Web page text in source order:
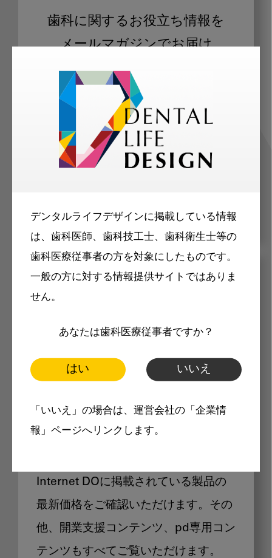
デンタルライフデザインに掲載している情報
は、歯科医師、歯科技工士、歯科衛生士等の
歯科医療従事者の方を対象にしたものです。
一般の方に対する情報提供サイトではありま
せん。
あなたは歯科医療従事者ですか？
はい いいえ
「いいえ」の場合は、運営会社の「企業情
報」ページへリンクします。
歯科に関するお役立ち情報を
メールマガジンでお届け
ご登録いただいた職種（歯科医師、歯
科衛生士、歯科技工士）に合わせた内
容のメールマガジンをお届けします。
メリット
製品価格も閲覧可能
Internet DOに掲載されている製品の
最新価格をご確認いただけます。その
他、開業支援コンテンツ、pd専用コン
テンツもすべてご覧いただけます。